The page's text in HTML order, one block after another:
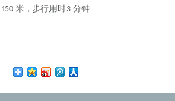
150 米，步行用时3 分钟